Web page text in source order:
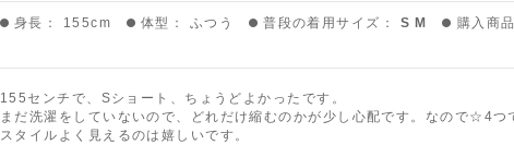
身長： 155cm 体型： ふつう 普段の着用サイズ： S M 購入商
155センチで、Sショート、ちょうどよかったです。
まだ洗濯をしていないので、どれだけ縮むのかが少し心配です。なので☆4つ
スタイルよく見えるのは嬉しいです。